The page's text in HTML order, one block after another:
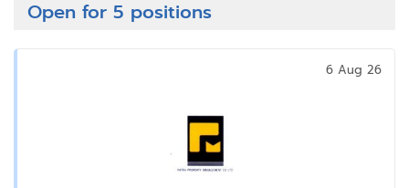
Open for 5 positions
6 Aug 26